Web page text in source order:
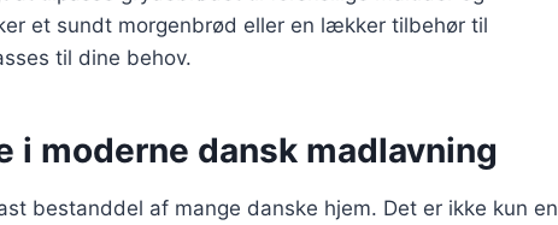
et sundt morgenbrød eller en lækker tilbehør til
til dine behov.
i moderne dansk madlavning
bestanddel af mange danske hjem. Det er ikke kun en